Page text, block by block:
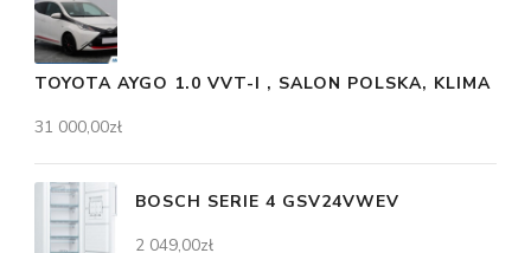
TOYOTA AYGO 1.0 VVT-I , SALON POLSKA, KLIMA
31 000,00zł
BOSCH SERIE 4 GSV24VWEV
2 049,00zł